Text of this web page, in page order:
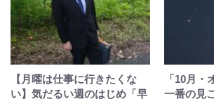
【月曜は仕事に行きたくな
い】気だるい週のはじめ「早
「10月・
一番の見